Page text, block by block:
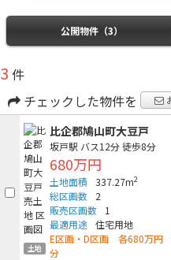
公開物件（3）
3 件
チェックした物件を
土地
比企郡鳩山町大豆戸
坂戸駅 バス12分徒歩8分
680万円
土地面積 337.27m2
総区画数
2
販売区画数
1
最適用途 住宅用地
E区画・D区画 各680万円
分